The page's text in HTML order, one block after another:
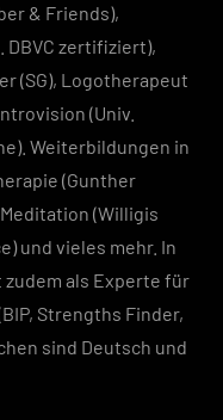
& Friends),
DBVC zertifiziert),
(SG), Logotherapeut
(Univ.
Weiterbildungen in
(Gunther
(Willigis
und vieles mehr. In
zudem als Experte für
Strengths Finder,
sind Deutsch und